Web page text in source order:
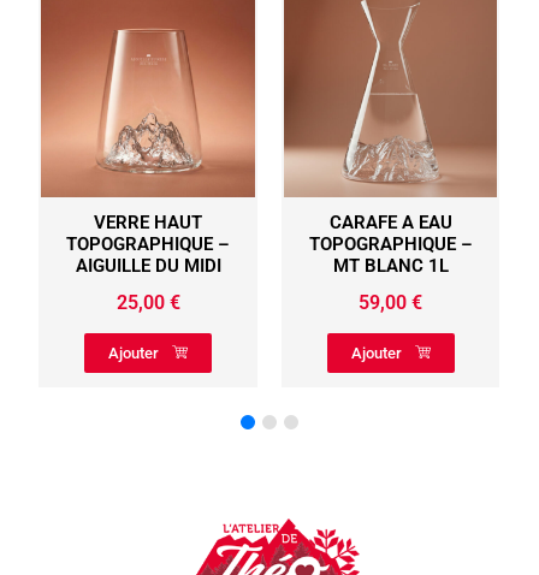
–
DU MIDI
CARAFE A EAU
TOPOGRAPHIQUE –
MT BLANC 1L
COFFRET 4
SWISS